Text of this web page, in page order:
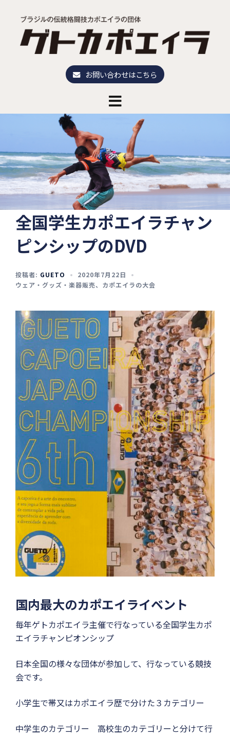
ッ
お問い合わせはこちら
全国学生カポエイラチャン
ピンシップのDVD
投稿者: GUETO
2020年7月22日
ウェア・グッズ・楽器販売、 カポエイラの大会
国内最大のカポエイライベント
毎年ゲトカポエイラ主催で行なっている全国学生カポ
エイラチャンピオンシップ
日本全国の様々な団体が参加して、行なっている競技
会です。
小学生で帯又はカポエイラ歴で分けた３カテゴリー
中学生のカテゴリー 高校生のカテゴリーと分けて行